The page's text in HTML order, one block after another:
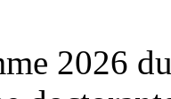
2026